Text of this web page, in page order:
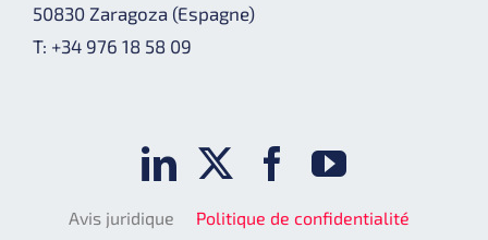
50830 Zaragoza (Espagne)
T: +34 976 18 58 09
Avis juridique
Politique de confidentialité